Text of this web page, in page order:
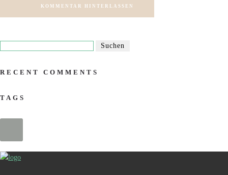
KOMMENTAR HINTERLASSEN
RECENT COMMENTS
TAGS